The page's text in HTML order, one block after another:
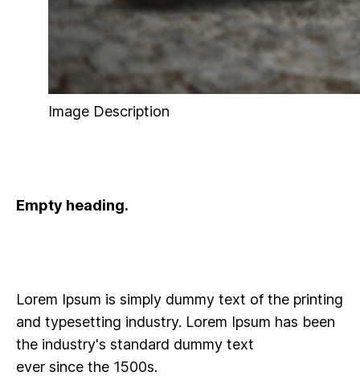
Image Description
Empty heading.
Lorem Ipsum is simply dummy text of the printing
and typesetting industry. Lorem Ipsum has been
the industry's standard dummy text
ever since the 1500s.